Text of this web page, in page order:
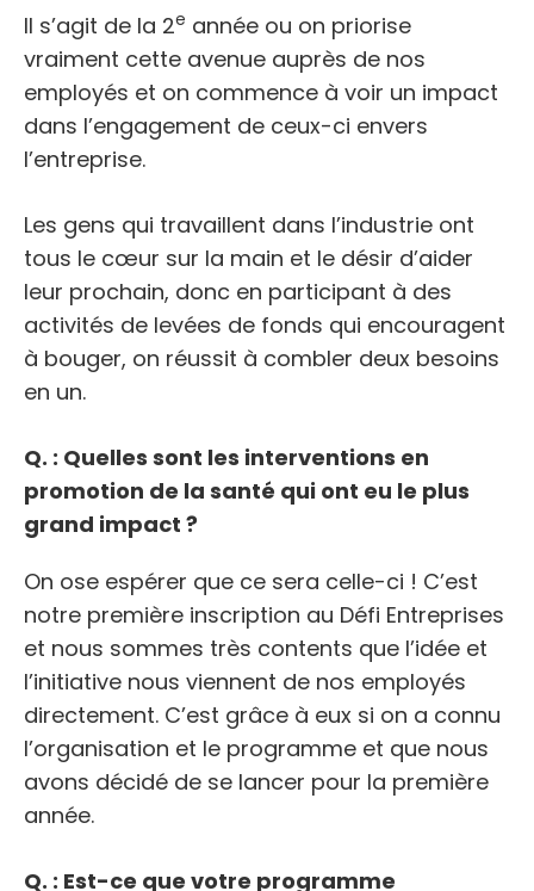
Il s’agit de la 2e année ou on priorise
vraiment cette avenue auprès de nos
employés et on commence à voir un impact
dans l’engagement de ceux-ci envers
l’entreprise.
Les gens qui travaillent dans l’industrie ont
tous le cœur sur la main et le désir d’aider
leur prochain, donc en participant à des
activités de levées de fonds qui encouragent
à bouger, on réussit à combler deux besoins
en un.
Q. : Quelles sont les interventions en
promotion de la santé qui ont eu le plus
grand impact ?
On ose espérer que ce sera celle-ci ! C’est
notre première inscription au Défi Entreprises
et nous sommes très contents que l’idée et
l’initiative nous viennent de nos employés
directement. C’est grâce à eux si on a connu
l’organisation et le programme et que nous
avons décidé de se lancer pour la première
année.
Q. : Est-ce que votre programme